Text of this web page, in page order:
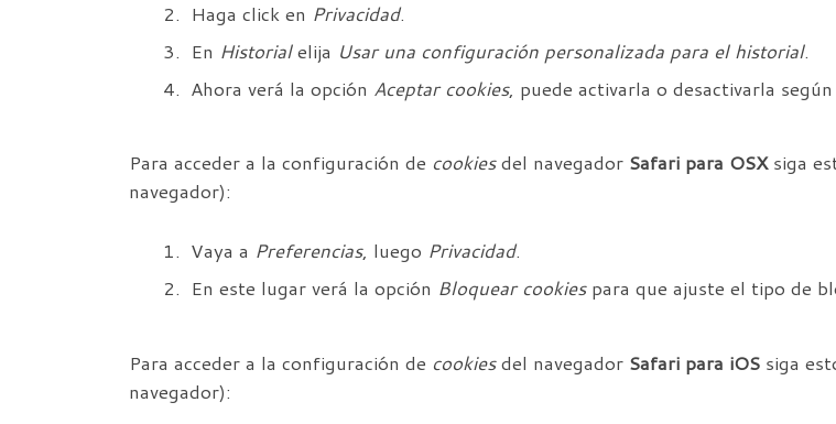
Haga click en Privacidad.
En Historialelija Usar una configuración personalizada para el historial.
Ahora verá la opción Aceptar cookies, puede activarla o desactivarla
Para acceder a la configuración de cookiesdel navegador Safari para OSXsiga
navegador):
Vaya a Preferencias, luego Privacidad.
En este lugar verá la opción Bloquear cookiespara que ajuste el tipo de
Para acceder a la configuración de cookiesdel navegador Safari para iOS siga
navegador):